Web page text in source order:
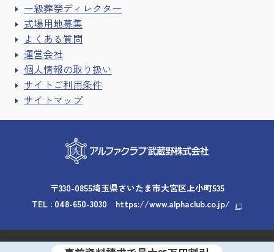
一級葬祭ディレクター
式場用地募集
よくある質問
運営会社
個人情報の取り扱い
サイトご利用条件
サイトマップ
〒330-0855埼玉県さいたま市大宮区上小町535
TEL : 048-650-3030 https://www.alphaclub.co.jp/
Copyright © 2026 Alpha Club Musashino. All rights reserved